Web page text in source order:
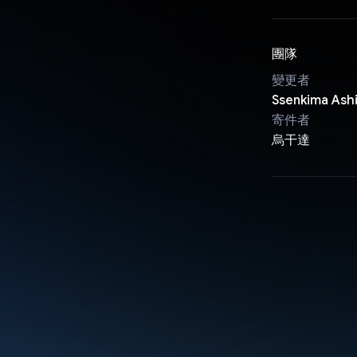
團隊
變更者
Ssenkima
寄件者
烏干達